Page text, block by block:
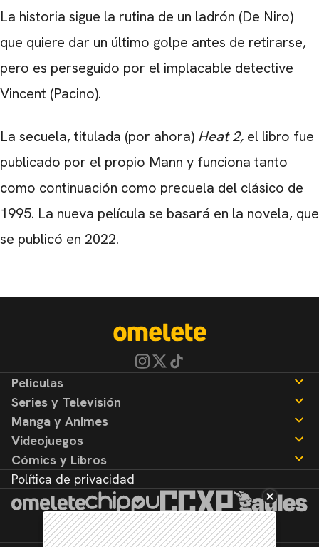
La historia sigue la rutina de un ladrón (De Niro)
que quiere dar un último golpe antes de retirarse,
pero es perseguido por el implacable detective
Vincent (Pacino).
La secuela, titulada (por ahora) Heat 2, el libro fue
publicado por el propio Mann y funciona tanto
como continuación como precuela del clásico de
1995. La nueva película se basará en la novela, que
se publicó en 2022.
Peliculas
Noticias
Reseñas
Series y Televisión
Noticias
Reseñas
Manga y Animes
Noticias
Reseñas
Videojuegos
Noticias
Reseñas
Cómics y Libros
Noticias
Reseñas
Política de privacidad